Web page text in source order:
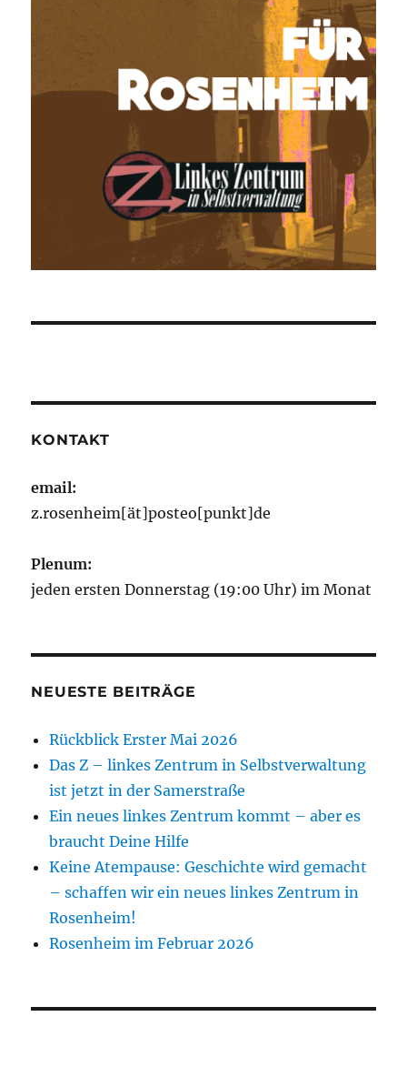
KONTAKT
email:
z.rosenheim[ät]posteo[punkt]de
Plenum:
jeden ersten Donnerstag (19:00 Uhr) im Monat
NEUESTE BEITRÄGE
Rückblick Erster Mai 2026
Das Z – linkes Zentrum in Selbstverwaltung
ist jetzt in der Samerstraße
Ein neues linkes Zentrum kommt – aber es
braucht Deine Hilfe
Keine Atempause: Geschichte wird gemacht
– schaffen wir ein neues linkes Zentrum in
Rosenheim!
Rosenheim im Februar 2026